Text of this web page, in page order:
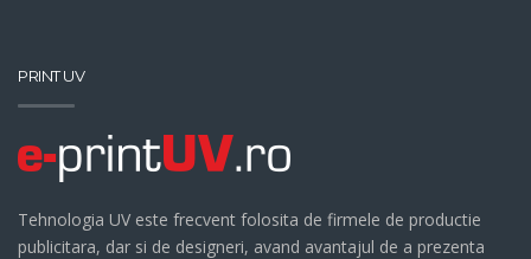
PRINT UV
Tehnologia UV este frecvent folosita de firmele de productie
publicitara, dar si de designeri, avand avantajul de a prezenta